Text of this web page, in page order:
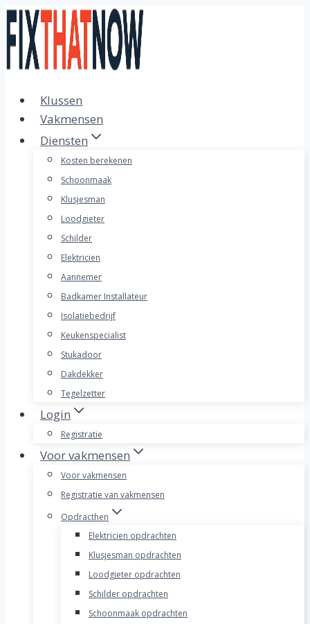
Doorgaan
naar
inhoud
Klussen
Vakmensen
Diensten
Kosten berekenen
Schoonmaak
Klusjesman
Loodgieter
Schilder
Elektricien
Aannemer
Badkamer Installateur
Isolatiebedrijf
Keukenspecialist
Stukadoor
Dakdekker
Tegelzetter
Login
Registratie
Voor vakmensen
Voor vakmensen
Registratie van vakmensen
Opdracthen
Elektricien opdrachten
Klusjesman opdrachten
Loodgieter opdrachten
Schilder opdrachten
Schoonmaak opdrachten